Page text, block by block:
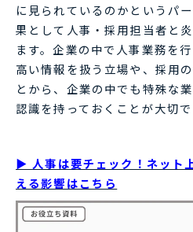
に見られているのかというパ
果として人事・採用担当者と
ます。企業の中で人事業務を
高い情報を扱う立場や、採用
とから、企業の中でも特殊な
認識を持っておくことが大切で
▶ 人事は要チェック！ネット
える影響はこちら